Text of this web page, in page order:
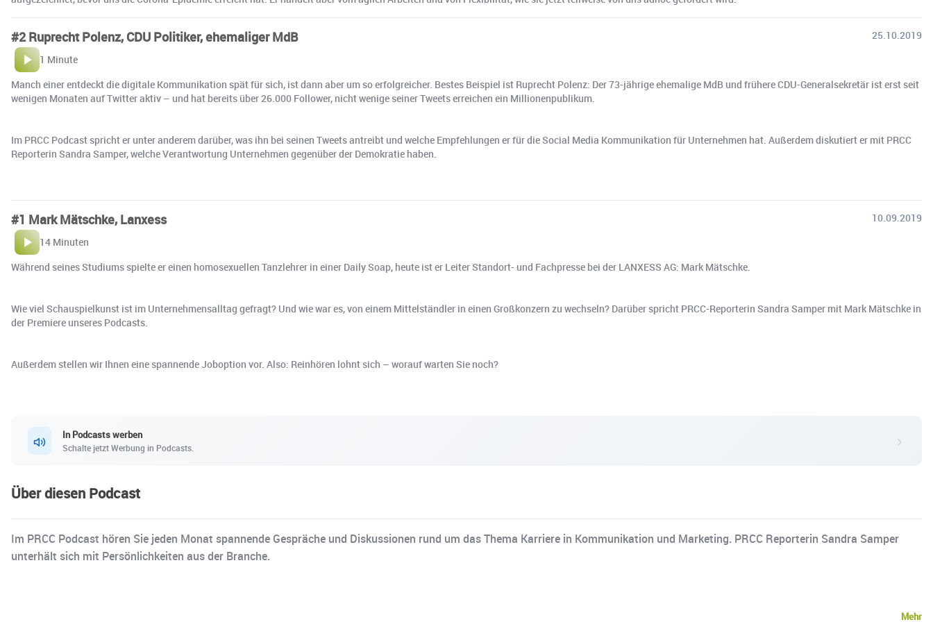
#2 Ruprecht Polenz, CDU Politiker, ehemaliger MdB
25.10.2019
1 Minute
Manch einer entdeckt die digitale Kommunikation spät für sich, ist dann aber um so erfolgreicher. Bestes Beispiel ist Ruprecht Polenz: Der 73-jährige ehemalige MdB und frühere CDU-Generalsekretär ist erst seit
wenigen Monaten auf Twitter aktiv – und hat bereits über 26.000 Follower, nicht wenige seiner Tweets erreichen ein Millionenpublikum.
Im PRCC Podcast spricht er unter anderem darüber, was ihn bei seinen Tweets antreibt und welche Empfehlungen er für die Social Media Kommunikation für Unternehmen hat. Außerdem diskutiert er mit PRCC
Reporterin Sandra Samper, welche Verantwortung Unternehmen gegenüber der Demokratie haben.
#1 Mark Mätschke, Lanxess
10.09.2019
14 Minuten
Während seines Studiums spielte er einen homosexuellen Tanzlehrer in einer Daily Soap, heute ist er Leiter Standort- und Fachpresse bei der LANXESS AG: Mark Mätschke.
Wie viel Schauspielkunst ist im Unternehmensalltag gefragt? Und wie war es, von einem Mittelständler in einen Großkonzern zu wechseln? Darüber spricht PRCC-Reporterin Sandra Samper mit Mark Mätschke in
der Premiere unseres Podcasts.
Außerdem stellen wir Ihnen eine spannende Joboption vor. Also: Reinhören lohnt sich – worauf warten Sie noch?
In Podcasts werben
Schalte jetzt Werbung in Podcasts.
Über diesen Podcast
Im PRCC Podcast hören Sie jeden Monat spannende Gespräche und Diskussionen rund um das Thema Karriere in Kommunikation und Marketing. PRCC Reporterin Sandra Samper
unterhält sich mit Persönlichkeiten aus der Branche.
Mehr